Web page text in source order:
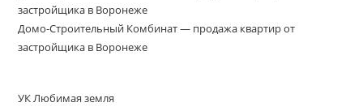
застройщика в Воронеже
Домо-Строительный Комбинат — продажа квартир от
застройщика в Воронеже
УК Любимая земля